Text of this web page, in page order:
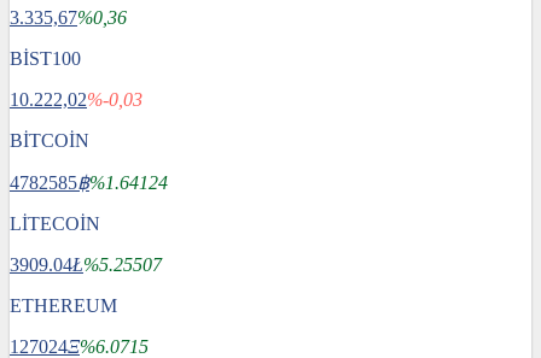
3.335,67%0,36
BİST100
10.222,02%-0,03
BİTCOİN
4782585฿%1.64124
LİTECOİN
3909.04Ł%5.25507
ETHEREUM
127024Ξ%6.0715